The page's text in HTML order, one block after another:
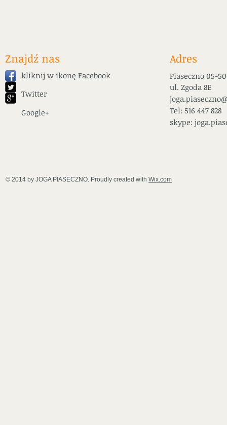
Znajdź nas
kliknij w ikonę Facebook
Twitter
Google+
Adres
Piaseczno 05-
ul. Zgoda 8E
Tel: 516 447 828
skype:
© 2014 by JOGA PIASECZNO. Proudly created with Wix.com